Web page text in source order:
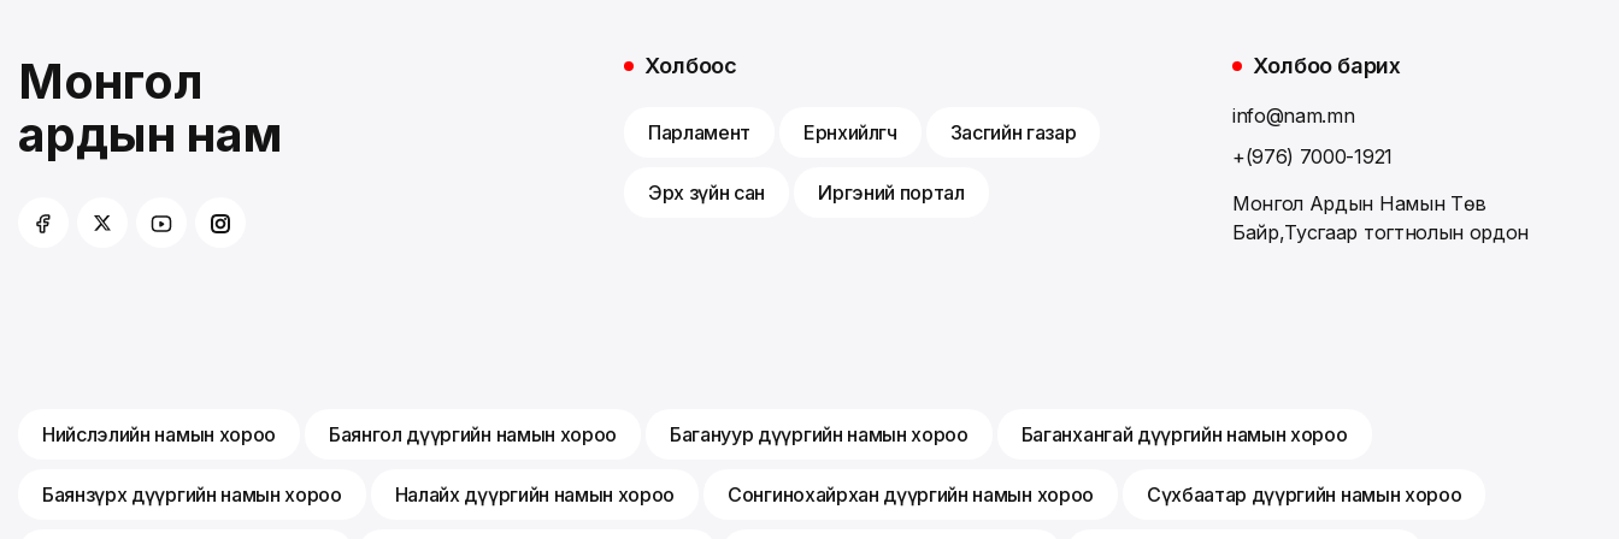
Монгол
ардын нам
Холбоос
Парламент Ерөнхийлөгч Засгийн газар
Эрх зүйн сан Иргэний портал
Холбоо барих
info@nam.mn
+(976) 7000-1921
Монгол Ардын Намын Төв
Байр,Тусгаар тогтнолын ордон
Нийслэлийн намын хороо Баянгол дүүргийн намын хороо Багануур дүүргийн намын хороо Баганхангай дүүргийн намын хороо
Баянзүрх дүүргийн намын хороо Налайх дүүргийн намын хороо Сонгинохайрхан дүүргийн намын хороо Сүхбаатар дүүргийн намын хороо